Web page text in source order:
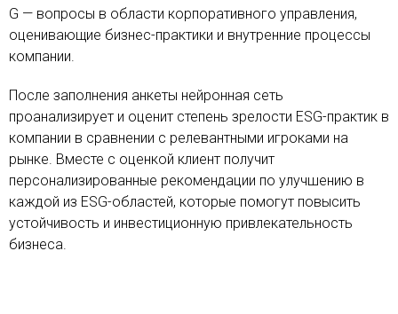
G — вопросы в области корпоративного управления,
оценивающие бизнес-практики и внутренние процессы
компании.
После заполнения анкеты нейронная сеть
проанализирует и оценит степень зрелости ESG-практик в
компании в сравнении с релевантными игроками на
рынке. Вместе с оценкой клиент получит
персонализированные рекомендации по улучшению в
каждой из ESG-областей, которые помогут повысить
устойчивость и инвестиционную привлекательность
бизнеса.